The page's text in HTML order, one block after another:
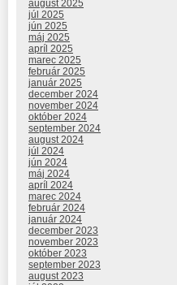
august 2025
júl 2025
jún 2025
máj 2025
apríl 2025
marec 2025
február 2025
január 2025
december 2024
november 2024
október 2024
september 2024
august 2024
júl 2024
jún 2024
máj 2024
apríl 2024
marec 2024
február 2024
január 2024
december 2023
november 2023
október 2023
september 2023
august 2023